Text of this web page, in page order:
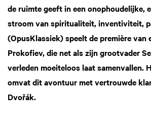
de ruimte geeft in een onophoudelijke,
stroom van spiritualiteit, inventiviteit,
(OpusKlassiek) speelt de première van
Prokofiev, die net als zijn grootvader
verleden moeiteloos laat samenvallen.
omvat dit avontuur met vertrouwde
Dvořák.